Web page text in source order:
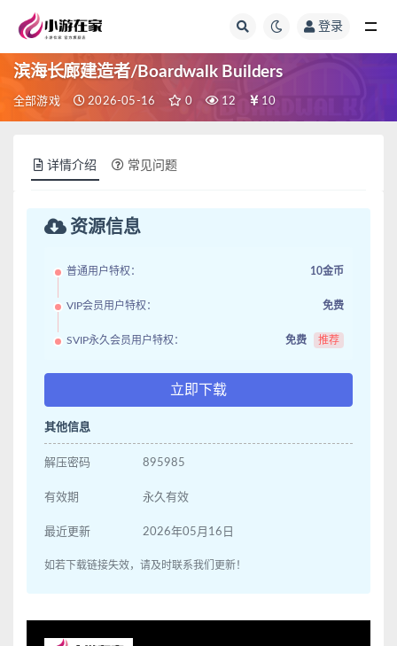
登录
滨海长廊建造者/Boardwalk Builders
全部游戏 2026-05-16 0 12 10
详情介绍 常见问题
资源信息
普通用户特权： 10金币
VIP会员用户特权： 免费
SVIP永久会员用户特权： 免费 推荐
立即下载
其他信息
解压密码 895985
有效期 永久有效
最近更新 2026年05月16日
如若下载链接失效，请及时联系我们更新！